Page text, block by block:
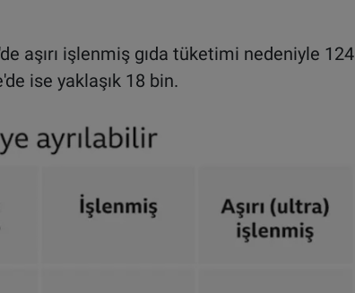
aşırı işlenmiş gıda tüketimi nedeniyle 124
ise yaklaşık 18 bin.